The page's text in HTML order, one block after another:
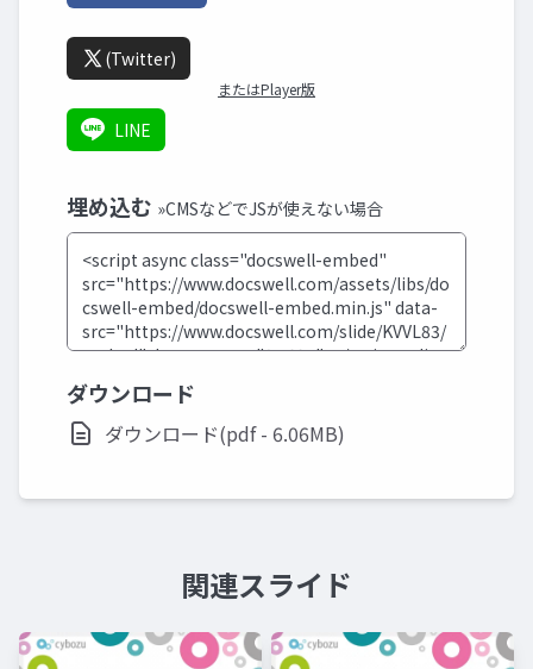
(Twitter)
またはPlayer版
LINE
埋め込む »CMSなどでJSが使えない場合
ダウンロード
ダウンロード(pdf - 6.06MB)
関連スライド